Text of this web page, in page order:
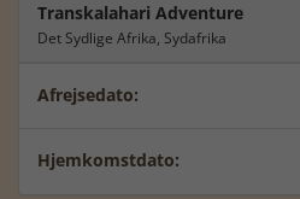
Transkalahari Adventure
Det Sydlige Afrika, Sydafrika
Afrejsedato:
Hjemkomstdato: